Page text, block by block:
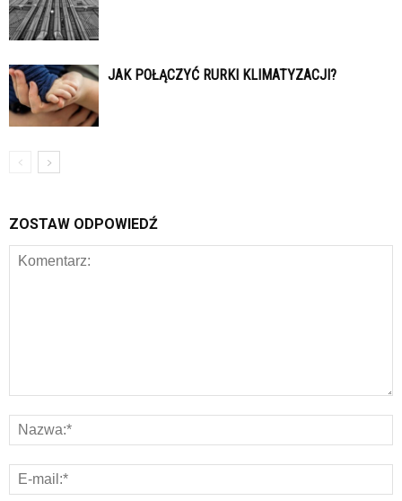
JAK POŁĄCZYĆ RURKI KLIMATYZACJI?
ZOSTAW ODPOWIEDŹ